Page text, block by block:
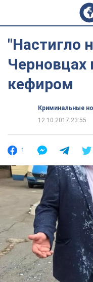
"Настигло
Черновцах
кефиром
Криминальные
12.10.2017 23:55
1